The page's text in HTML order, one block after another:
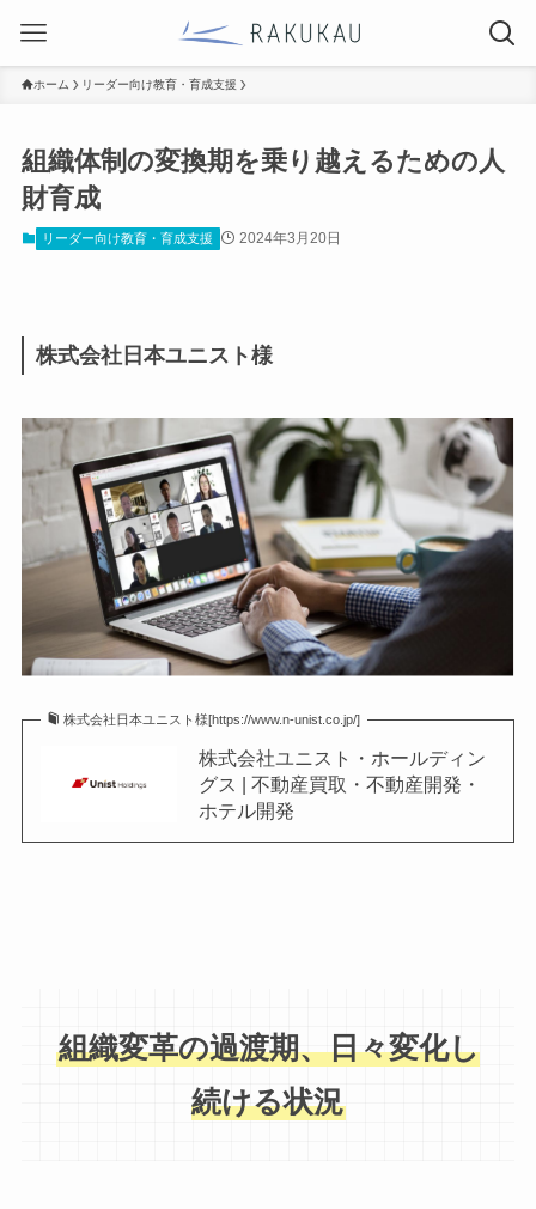
ホーム リーダー向け教育・育成支援
組織体制の変換期を乗り越えるための人
財育成
リーダー向け教育・育成支援 2024年3月20日
株式会社日本ユニスト様
株式会社日本ユニスト様[https://www.n-unist.co.jp/]
株式会社ユニスト・ホールディン
グス | 不動産買取・不動産開発・
ホテル開発
組織変革の過渡期、日々変化し
続ける状況